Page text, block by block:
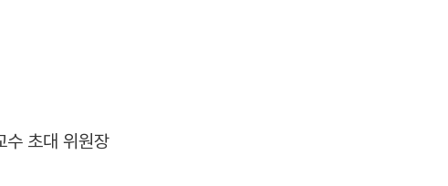
초대 위원장